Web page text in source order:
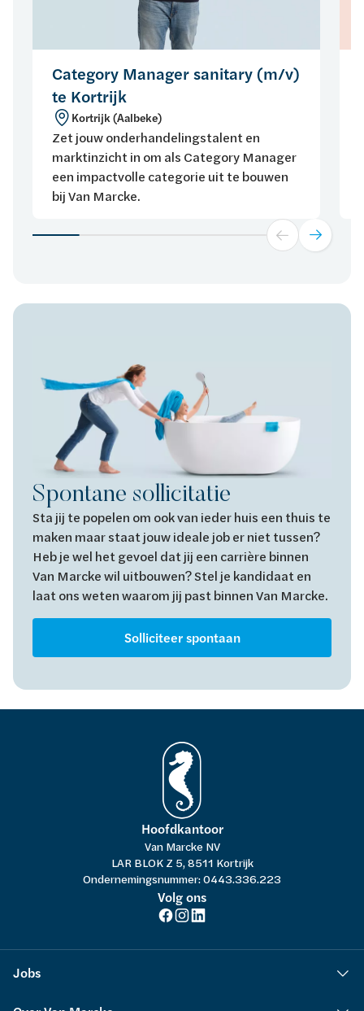
Category Manager sanitary (m/v)
te Kortrijk
Kortrijk (Aalbeke)
Zet jouw onderhandelingstalent en
marktinzicht in om als Category Manager
een impactvolle categorie uit te bouwen
bij Van Marcke.
Spontane sollicitatie
Sta jij te popelen om ook van ieder huis een thuis te
maken maar staat jouw ideale job er niet tussen?
Heb je wel het gevoel dat jij een carrière binnen
Van Marcke wil uitbouwen? Stel je kandidaat en
laat ons weten waarom jij past binnen Van Marcke.
Solliciteer spontaan
Hoofdkantoor
Van Marcke NV
LAR BLOK Z 5, 8511 Kortrijk
Ondernemingsnummer: 0443.336.223
Volg ons
Jobs